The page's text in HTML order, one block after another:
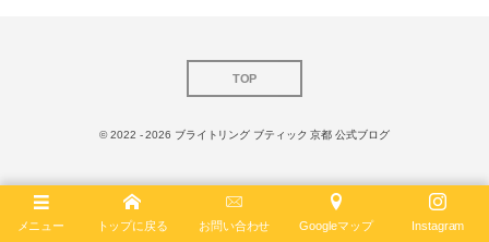
TOP
© 2022 - 2026 ブライトリング ブティック 京都 公式ブログ
メニュー トップに戻る お問い合わせ Googleマップ Instagram